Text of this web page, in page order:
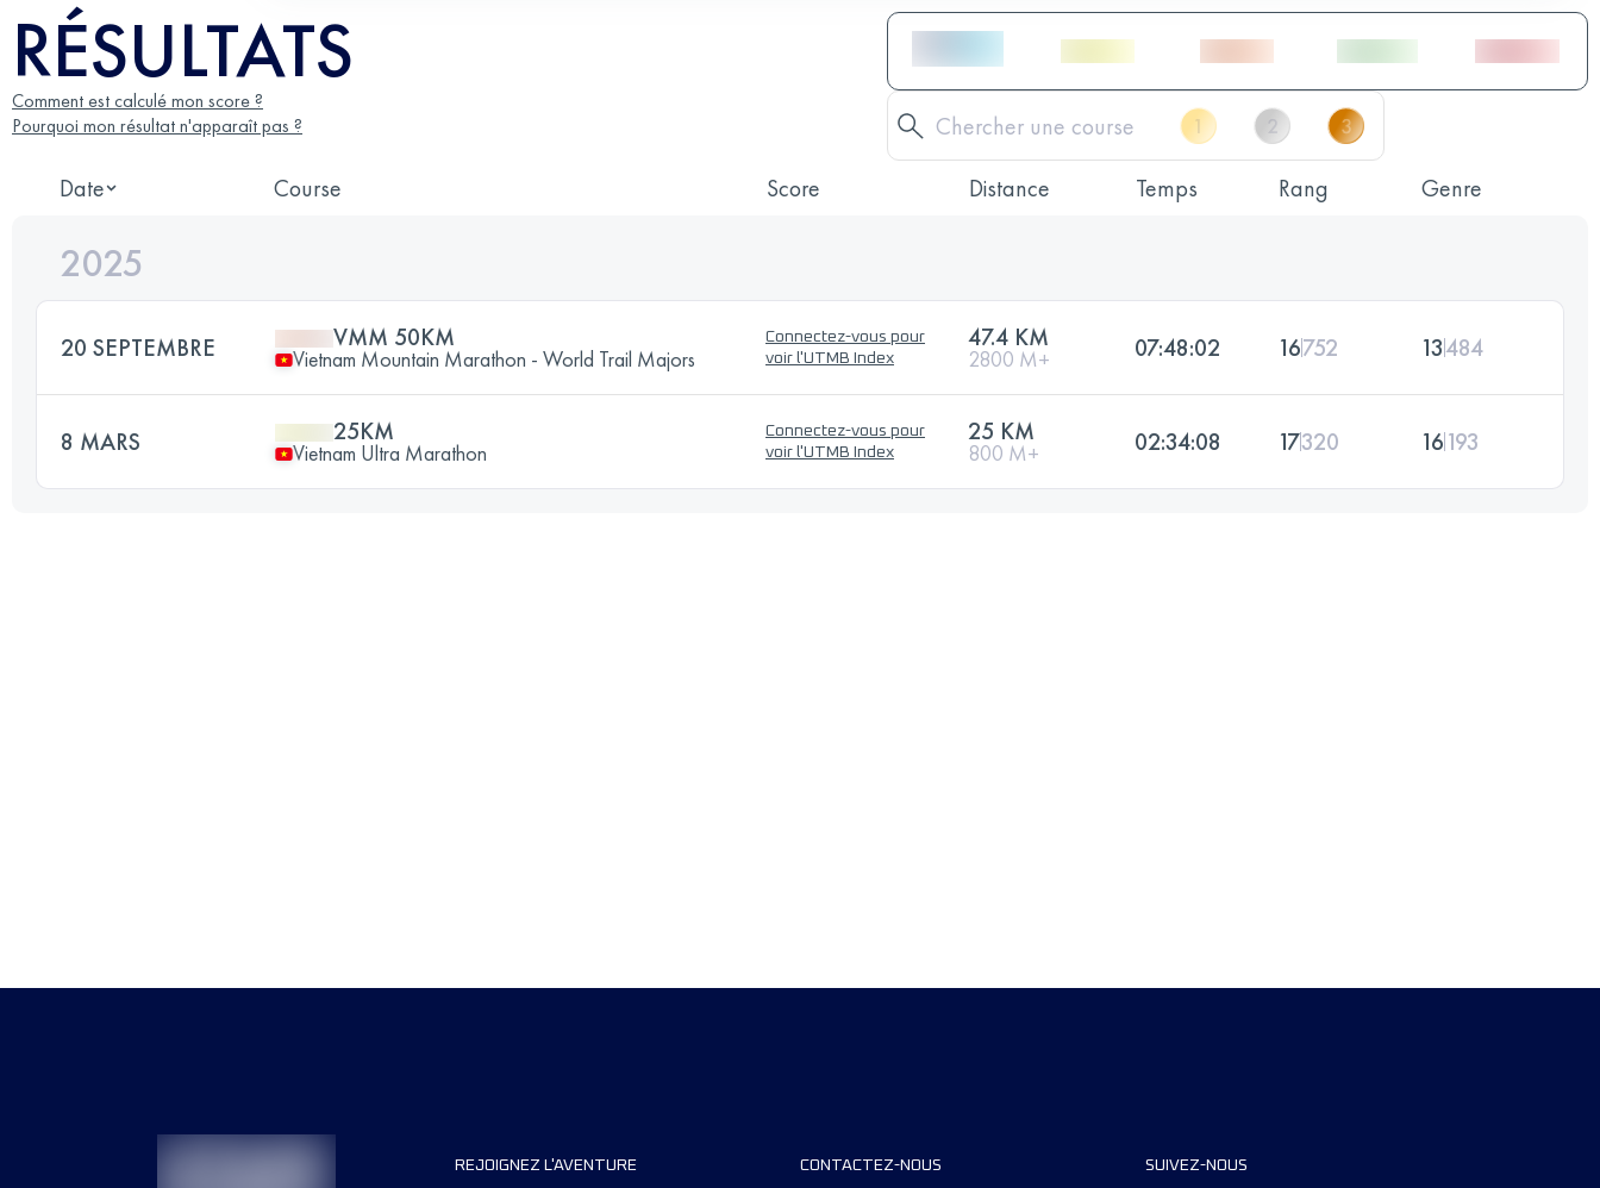
RÉSULTATS
Comment est calculé mon score ?
Pourquoi mon résultat n'apparaît pas ?
Date Course Score Distance Temps Rang Genre
2025
20 SEPTEMBRE VMM 50KM
Vietnam Mountain Marathon - World Trail Majors
Connectez-vous pour
voir l'UTMB Index
47.4 KM
2800 M+ 07:48:02 16752 13484
8 MARS 25KM
Vietnam Ultra Marathon
Connectez-vous pour
voir l'UTMB Index
25 KM
800 M+ 02:34:08 17320 16193
REJOIGNEZ L'AVENTURE CONTACTEZ-NOUS SUIVEZ-NOUS